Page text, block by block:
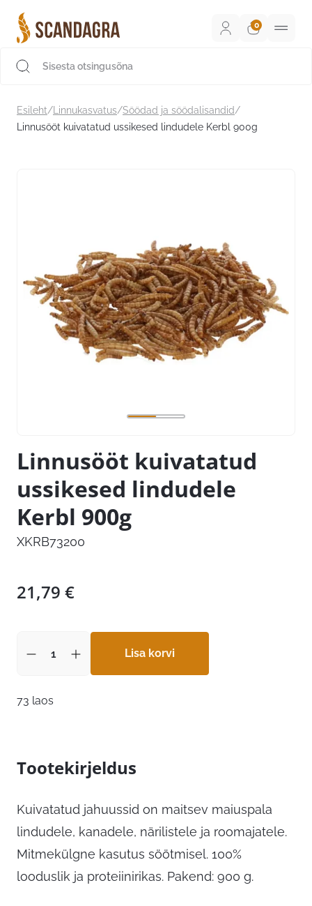
sisu
juurde
Esileht/ Linnukasvatus/Söödad ja söödalisandid/
Linnusööt kuivatatud ussikesed lindudele Kerbl 900g
Linnusööt kuivatatud
ussikesed lindudele
Kerbl 900g
XKRB73200
21,79 €
Lisa korvi
73 laos
Tootekirjeldus
Kuivatatud jahuussid on maitsev maiuspala
lindudele, kanadele, närilistele ja roomajatele.
Mitmekülgne kasutus söötmisel. 100%
looduslik ja proteiinirikas. Pakend: 900 g.